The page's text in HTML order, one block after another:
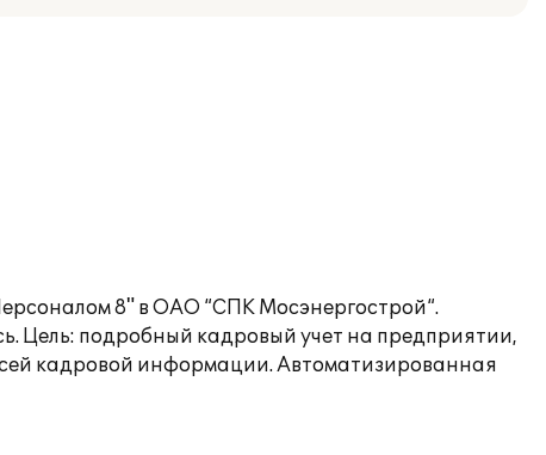
8" в ОАО “СПК Мосэнергострой“.
Цель: подробный кадровый учет на предприятии,
кадровой информации. Автоматизированная